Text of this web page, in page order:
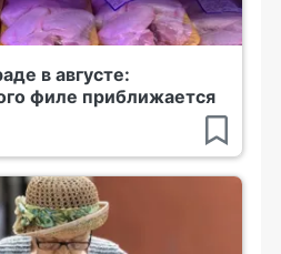
в августе:
филе приближается